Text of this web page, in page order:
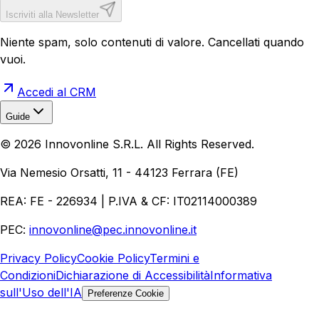
Iscriviti alla Newsletter
Niente spam, solo contenuti di valore. Cancellati quando
vuoi.
Accedi al CRM
Guide
Aziende Quanto Costa un Sito WebCome Fare
EcommerceMarketing Digitale
© 2026 Innovonline S.R.L. All Rights Reserved.
Via Nemesio Orsatti, 11 - 44123 Ferrara (FE)
REA: FE - 226934 | P.IVA & CF: IT02114000389
PEC: innovonline@pec.innovonline.it
Privacy PolicyCookie PolicyTermini e
CondizioniDichiarazione di AccessibilitàInformativa
sull'Uso dell'IA
Preferenze Cookie